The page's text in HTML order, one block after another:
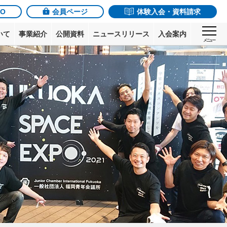
会員ページ 体験入会・資料請求
て 事業紹介 公開資料 ニュースリリース 入会案内
メニュー